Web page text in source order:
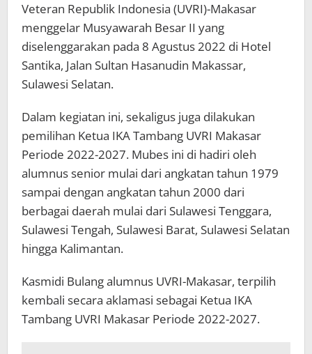
Veteran Republik Indonesia (UVRI)-Makasar
menggelar Musyawarah Besar II yang
diselenggarakan pada 8 Agustus 2022 di Hotel
Santika, Jalan Sultan Hasanudin Makassar,
Sulawesi Selatan.
Dalam kegiatan ini, sekaligus juga dilakukan
pemilihan Ketua IKA Tambang UVRI Makasar
Periode 2022-2027. Mubes ini di hadiri oleh
alumnus senior mulai dari angkatan tahun 1979
sampai dengan angkatan tahun 2000 dari
berbagai daerah mulai dari Sulawesi Tenggara,
Sulawesi Tengah, Sulawesi Barat, Sulawesi Selatan
hingga Kalimantan.
Kasmidi Bulang alumnus UVRI-Makasar, terpilih
kembali secara aklamasi sebagai Ketua IKA
Tambang UVRI Makasar Periode 2022-2027.